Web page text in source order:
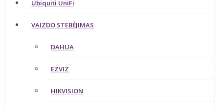
Ubiquiti UniFi
VAIZDO STEBĖJIMAS
DAHUA
EZVIZ
HIKVISION